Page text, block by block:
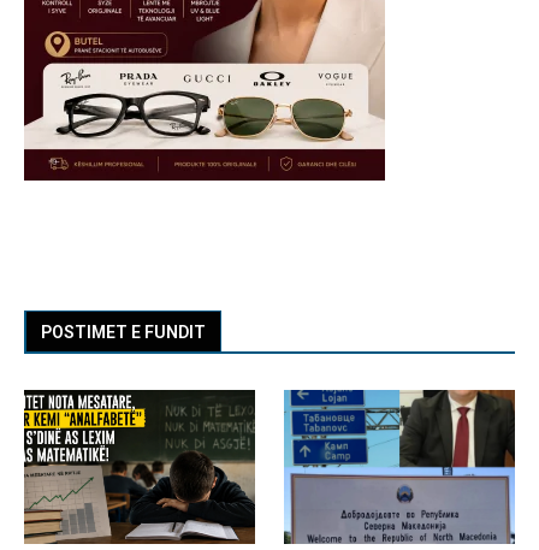
POSTIMET E FUNDIT